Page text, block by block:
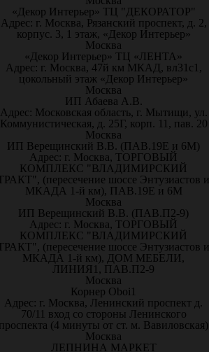
«Декор Интерьер» ТЦ "ДЕКОРАТОР"
Адрес: г. Москва, Рязанский проспект, д. 2,
корпус. 3, 1 этаж, «Декор Интерьер»
Москва
«Декор Интерьер» ТЦ «ЛЕНТА»
Адрес: г. Москва, 47й км МКАД, вл31с1,
цокольный этаж «Декор Интерьер»
Москва
ИП Абаева А.В.
Адрес: Московская область, г. Мытищи, ул.
Коммунистическая, д. 25Г, корп. 11, пав. 20
Москва
ИП Верещинский В.В. (ПАВ.19Е и 6М)
Адрес: г. Москва, ТОРГОВЫЙ
КОМПЛЕКС "ВЛАДИМИРСКИЙ
(пересечение шоссе Энтузиастов и
МКАДА 1-й км), ПАВ.19Е и 6М
Москва
ИП Верещинский В.В. (ПАВ.П2-9)
Адрес: г. Москва, ТОРГОВЫЙ
КОМПЛЕКС "ВЛАДИМИРСКИЙ
(пересечение шоссе Энтузиастов и
МКАДА 1-й км), ДОМ МЕБЕЛИ,
ЛИНИЯ1, ПАВ.П2-9
Москва
Корнер Oboi1
Адрес: г. Москва, Ленинский проспект д.
70/11 вход со стороны Ленинского
(4 минуты от ст. м. Вавиловская)
Москва
ЛЕПНИНА МАРКЕТ